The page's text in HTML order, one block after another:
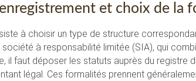
et choix de la
à choisir un type de structure
à responsabilité limitée (SIA), qui
il faut déposer les statuts auprès du
légal. Ces formalités prennent